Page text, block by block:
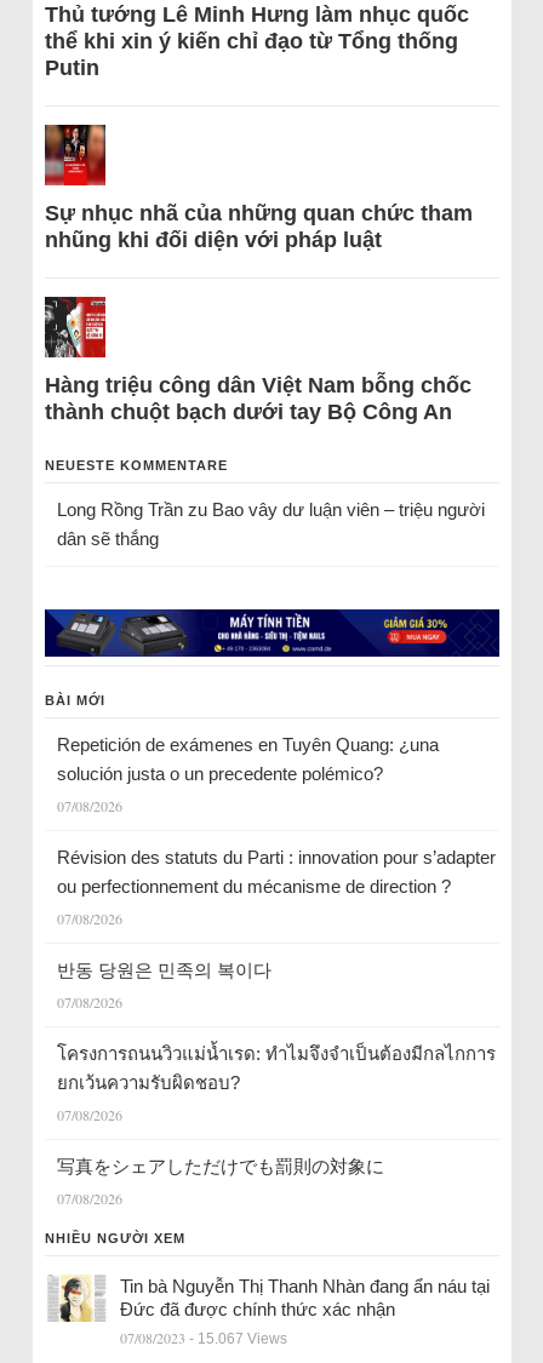
Thủ tướng Lê Minh Hưng làm nhục quốc
thể khi xin ý kiến chỉ đạo từ Tổng thống
Putin
Sự nhục nhã của những quan chức tham
nhũng khi đối diện với pháp luật
Hàng triệu công dân Việt Nam bỗng chốc
thành chuột bạch dưới tay Bộ Công An
NEUESTE KOMMENTARE
Long Rồng Trầnzu Bao vây dư luận viên – triệu người
dân sẽ thắng
BÀI MỚI
Repetición de exámenes en Tuyên Quang: ¿una
solución justa o un precedente polémico?
07/08/2026
Révision des statuts du Parti : innovation pour s’adapter
ou perfectionnement du mécanisme de direction ?
07/08/2026
반동 당원은 민족의 복이다
07/08/2026
โครงการถนนวิวแม่น้ำเรด: ทำไมจึงจำเป็นต้องมีกลไกการ
ยกเว้นความรับผิดชอบ?
07/08/2026
写真をシェアしただけでも罰則の対象に
07/08/2026
NHIỀU NGƯỜI XEM
Tin bà Nguyễn Thị Thanh Nhàn đang ẩn náu tại
Đức đã được chính thức xác nhận
07/08/2023 - 15.067 Views